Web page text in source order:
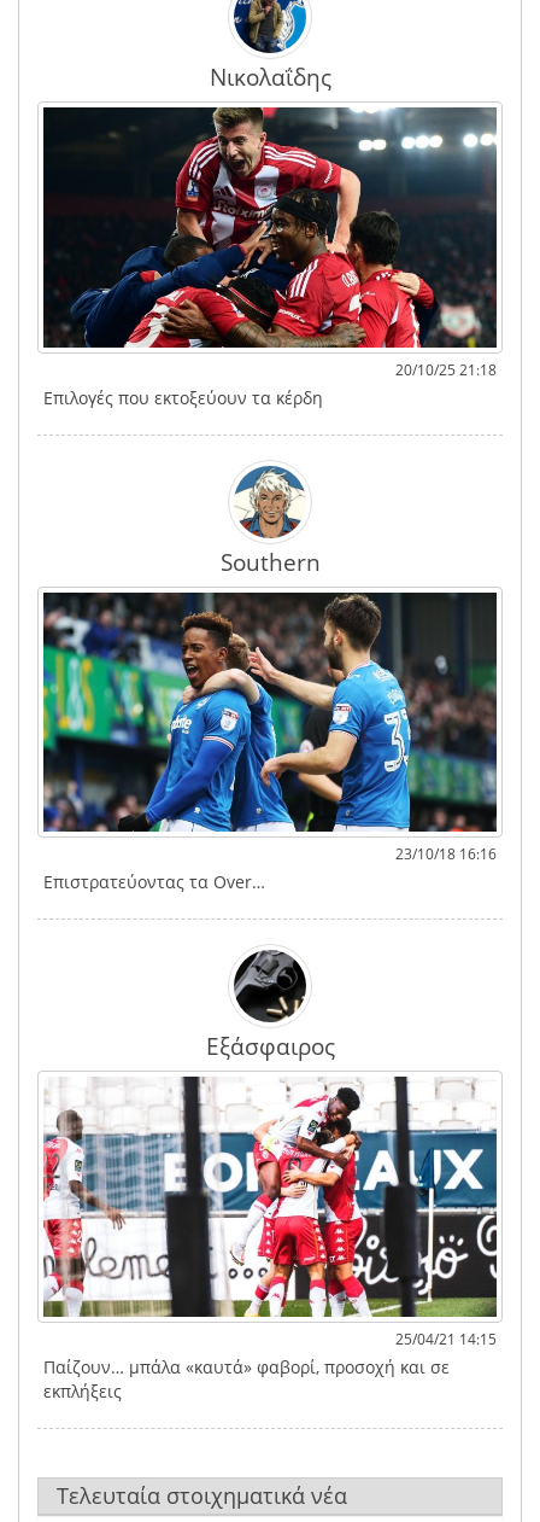
Νικολαΐδης
20/10/25 21:18
Επιλογές που εκτοξεύουν τα κέρδη
Southern
23/10/18 16:16
Επιστρατεύοντας τα Over…
Εξάσφαιρος
25/04/21 14:15
Παίζουν… μπάλα «καυτά» φαβορί, προσοχή και σε
εκπλήξεις
Τελευταία στοιχηματικά νέα